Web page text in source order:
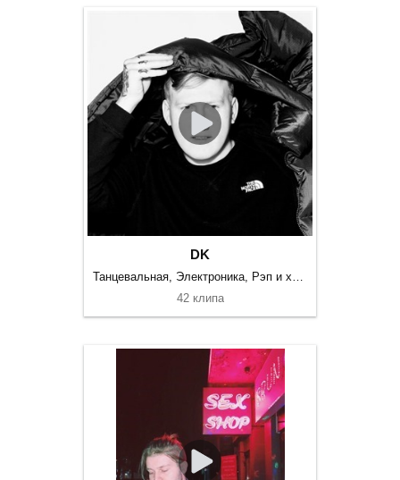
DK
Танцевальная, Электроника, Рэп и хип-хоп
42 клипа